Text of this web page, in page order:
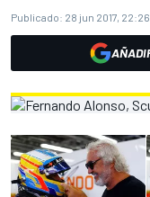
Publicado: 28 jun 2017, 22:26